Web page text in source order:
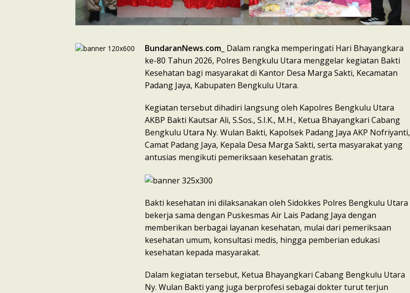
BundaranNews.com _ Dalam rangka memperingati Hari Bhayangkara
ke-80 Tahun 2026, Polres Bengkulu Utara menggelar kegiatan Bakti
Kesehatan bagi masyarakat di Kantor Desa Marga Sakti, Kecamatan
Padang Jaya, Kabupaten Bengkulu Utara.
Kegiatan tersebut dihadiri langsung oleh Kapolres Bengkulu Utara
AKBP Bakti Kautsar Ali, S.Sos., S.I.K., M.H., Ketua Bhayangkari Cabang
Bengkulu Utara Ny. Wulan Bakti, Kapolsek Padang Jaya AKP Nofriyanti,
Camat Padang Jaya, Kepala Desa Marga Sakti, serta masyarakat yang
antusias mengikuti pemeriksaan kesehatan gratis.
Bakti kesehatan ini dilaksanakan oleh Sidokkes Polres Bengkulu Utara
bekerja sama dengan Puskesmas Air Lais Padang Jaya dengan
memberikan berbagai layanan kesehatan, mulai dari pemeriksaan
kesehatan umum, konsultasi medis, hingga pemberian edukasi
kesehatan kepada masyarakat.
Dalam kegiatan tersebut, Ketua Bhayangkari Cabang Bengkulu Utara
Ny. Wulan Bakti yang juga berprofesi sebagai dokter turut terjun